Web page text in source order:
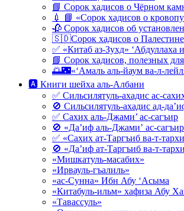
📘 Сорок хадисов о Чёрном
💉 📘 «Сорок хадисов о
🥀 Сорок хадисов об
🇸🇩Сорок хадисов о Палестине
✅ «Китаб аз-Зухд» ‘Абдуллаха
📘 Сорок хадисов, полезных
🌅🌃«‘Амаль аль-йаум ва-л-
🅰 Книги шейха аль-Албани
✅ Сильсилятуль-ахадис ас-
🚫 Сильсилятуль-ахадис ад-
✅ Сахих аль-Джами’ ас-сагъир
🚫 «Да’иф аль-Джами’ ас-
✅ «Сахих ат-Таргъиб ва-т-
🚫 «Да’иф ат-Таргъиб ва-т-
«Мишкатуль-масабих»
«Ирвауль-гъалиль»
«ас-Сунна» Ибн Абу ‘Асыма
«Китабуль-ильм» хафиза Абу
«Тавассуль»